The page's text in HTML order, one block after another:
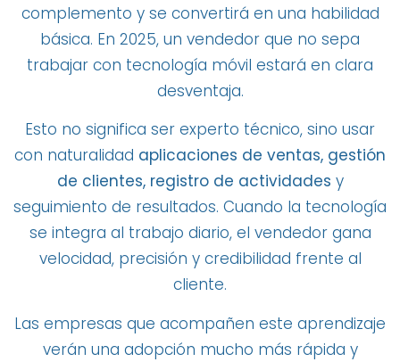
complemento y se convertirá en una habilidad
básica. En 2025, un vendedor que no sepa
trabajar con tecnología móvil estará en clara
desventaja.
Esto no significa ser experto técnico, sino usar
con naturalidad aplicaciones de ventas, gestión
de clientes, registro de actividades y
seguimiento de resultados. Cuando la tecnología
se integra al trabajo diario, el vendedor gana
velocidad, precisión y credibilidad frente al
cliente.
Las empresas que acompañen este aprendizaje
verán una adopción mucho más rápida y